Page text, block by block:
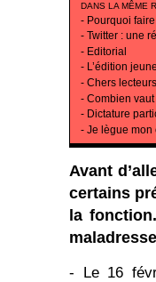
DANS LA MÊME
- Pourquoi
- Twitter : une
- Editorial
- L’édition
- Chers lecteurs
- Combien
- Dictature
- Je lègue mon
Avant
certains
la
- Le 16